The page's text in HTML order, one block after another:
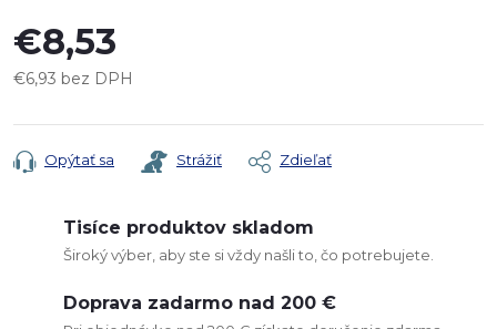
€8,53
€6,93 bez DPH
cena:
Opýtať sa Strážiť Zdieľať
Tisíce produktov skladom
Široký výber, aby ste si vždy našli to, čo potrebujete.
Doprava zadarmo nad 200 €